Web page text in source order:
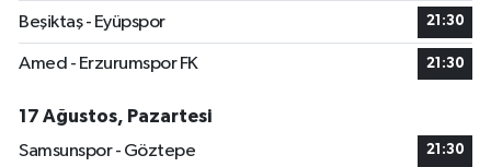
Beşiktaş - Eyüpspor 21:30
Amed - Erzurumspor FK 21:30
17 Ağustos, Pazartesi
Samsunspor - Göztepe
21:30